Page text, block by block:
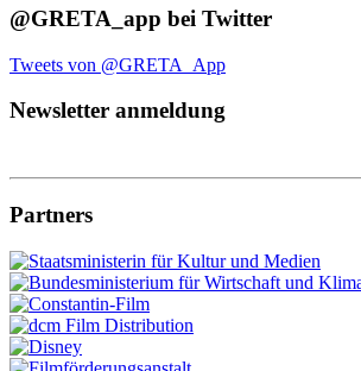
@GRETA_app bei Twitter
Tweets von @GRETA_App
Newsletter anmeldung
Partners